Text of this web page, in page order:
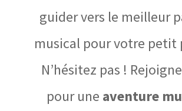
guider vers le meilleur
musical pour votre petit
N’hésitez pas !
pour une aventure